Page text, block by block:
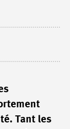
Tant les